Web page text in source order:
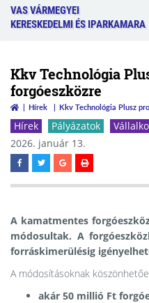
VAS VÁRMEGYEI
KERESKEDELMI ÉS IPARKAMARA
Kkv Technológia
forgóeszközre
Hírek Kkv Technológia Plusz
Hírek Pályázatok
2026. január 13.
A kamatmentes
módosultak. A
forráskimerülésig
A módosításoknak
akár 50 millió Ft